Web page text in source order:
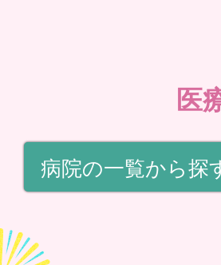
医
病院の一覧から探